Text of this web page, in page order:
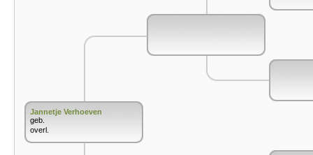
Jannetje Verhoeven
geb.
overl.